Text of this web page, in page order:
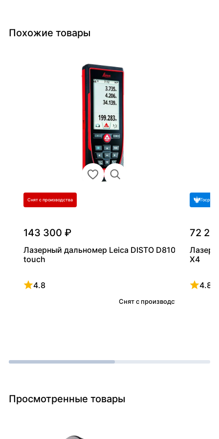
Похожие товары
Снят с производства
143 300 ₽
Лазерный дальномер Leica DISTO D810
touch
4.8
Рейтинг 4.8 из 5
Снят с производства
72
X4
4.8
Просмотренные товары